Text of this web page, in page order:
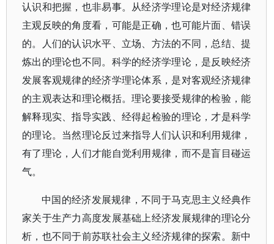
认识和把握，也非易事。从经济学理论是对经济规律
主观反映的角度看，可能是正确，也可能片面、错误
的。人们的认识水平、立场、方法的不同，总结、提
炼出的理论也不同。科学的经济学理论，是反映经济
发展客观规律的经济学理论体系，是对客观经济规律
的主观表达和理论概括。理论要接受规律的检验，能
解释现实、指导实践、经得起检验的理论，才是科学
的理论。当然理论反过来指导人们认识和利用规律，
有了理论，人们才能自觉利用规律，而不是盲目碰运
气。
中国的经济发展规律，不同于马克思主义经典作
家关于生产力高度发展基础上经济发展规律的理论分
析，也不同于前苏联社会主义经济规律的探索。新中